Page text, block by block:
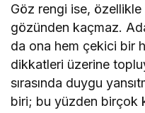
Göz rengi ise, özellikle
gözünden kaçmaz.
da ona hem çekici bir
dikkatleri üzerine
sırasında duygu
biri; bu yüzden birçok